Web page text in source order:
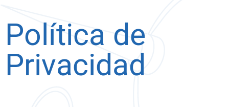
Política de
Privacidad